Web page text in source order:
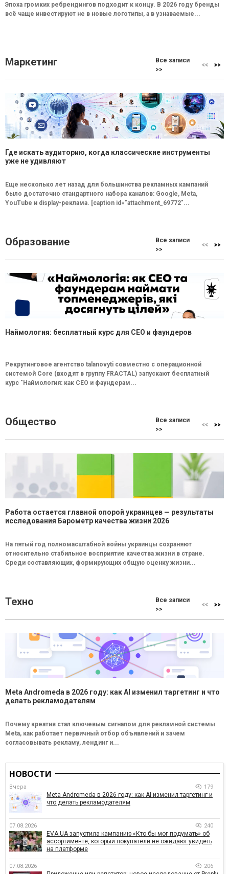
Эпоха громких ребрендингов подходит к концу. В 2026 году бренды
всё чаще инвестируют не в новые логотипы, а в узнаваемые...
Маркетинг
Все записи
>>
Где искать аудиторию, когда классические инструменты
уже не удивляют
Еще несколько лет назад для большинства рекламных кампаний
было достаточно стандартного набора каналов: Google, Meta,
YouTube и display-реклама. [caption id="attachment_69772"...
Образование
Все записи
>>
Наймология: бесплатный курс для CEO и фаундеров
Рекрутинговое агентство talanovyti совместно с операционной
системой Core (входят в группу FRACTAL) запускают бесплатный
курс "Наймология: как СEO и фаундерам...
Общество
Все записи
>>
Работа остается главной опорой украинцев — результаты
исследования Барометр качества жизни 2026
На пятый год полномасштабной войны украинцы сохраняют
относительно стабильное восприятие качества жизни в стране.
Среди составляющих, формирующих общую оценку жизни...
Техно
Все записи
>>
Meta Andromeda в 2026 году: как AI изменил таргетинг и что
делать рекламодателям
Почему креатив стал ключевым сигналом для рекламной системы
Meta, как работает первичный отбор объявлений и зачем
согласовывать рекламу, лендинг и...
НОВОСТИ
Вчера 179
Meta Andromeda в 2026 году: как AI изменил таргетинг и
что делать рекламодателям
07.08.2026 240
EVA.UA запустила кампанию «Кто бы мог подумать» об
ассортименте, который покупатели не ожидают увидеть
на платформе
07.08.2026 206